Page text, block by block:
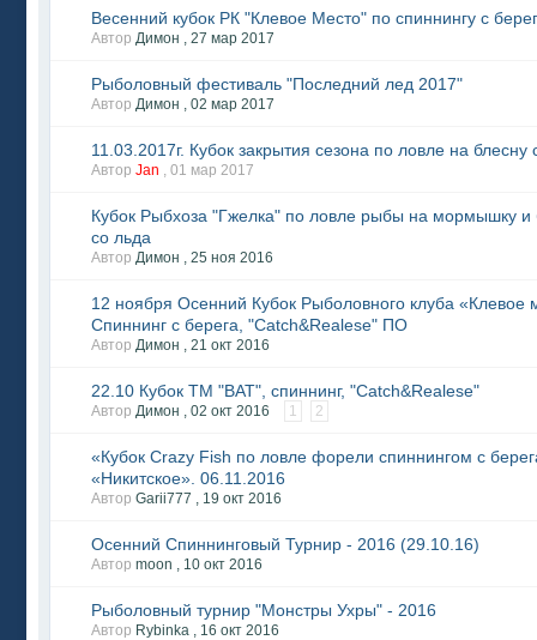
Весенний кубок РК "Клевое Место" по спиннингу с
Автор Димон , 27 мар 2017
Рыболовный фестиваль "Последний лед 2017"
Автор Димон , 02 мар 2017
11.03.2017г. Кубок закрытия сезона по ловле на блесну
Автор Jan , 01 мар 2017
Кубок Рыбхоза "Гжелка" по ловле рыбы на мормышку и
со льда
Автор Димон , 25 ноя 2016
12 ноября Осенний Кубок Рыболовного клуба «Клевое
Спиннинг с берега, "Catch&Realese" ПО
Автор Димон , 21 окт 2016
22.10 Кубок ТМ "ВАТ", спиннинг, "Catch&Realese"
Автор Димон , 02 окт 2016 1 2
«Кубок Crazy Fish по ловле форели спиннингом с
«Никитское». 06.11.2016
Автор Garii777 , 19 окт 2016
Осенний Спиннинговый Турнир - 2016 (29.10.16)
Автор moon , 10 окт 2016
Рыболовный турнир "Монстры Ухры" - 2016
Автор Rybinka , 16 окт 2016